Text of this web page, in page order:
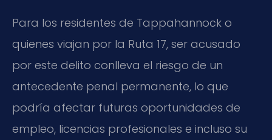
Para los residentes de Tappahannock o
quienes viajan por la Ruta 17, ser acusado
por este delito conlleva el riesgo de un
antecedente penal permanente, lo que
podría afectar futuras oportunidades de
empleo, licencias profesionales e incluso su